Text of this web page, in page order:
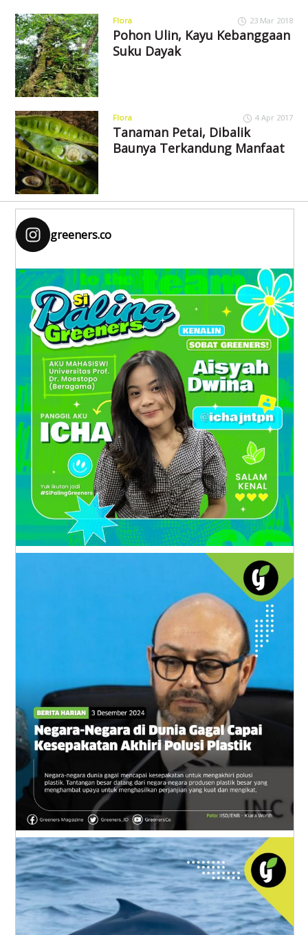
Flora 23 Mar 2018
Pohon Ulin, Kayu Kebanggaan
Suku Dayak
Flora 4 Apr 2017
Tanaman Petai, Dibalik
Baunya Terkandung Manfaat
greeners.co